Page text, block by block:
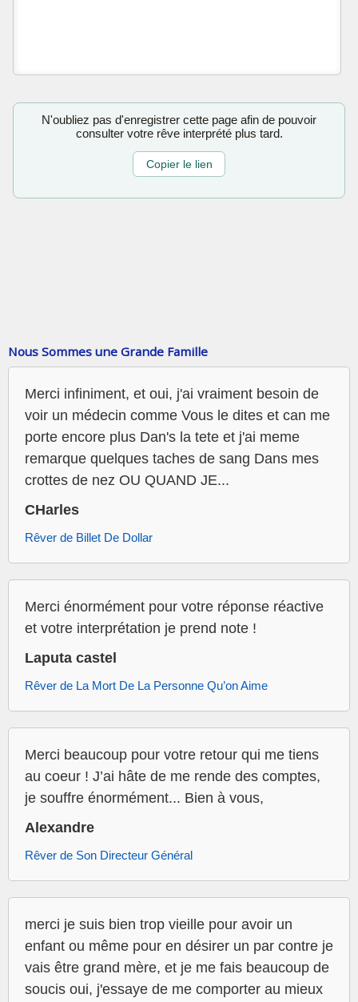
N'oubliez pas d'enregistrer cette page afin de pouvoir
consulter votre rêve interprété plus tard.
Copier le lien
Nous Sommes une Grande Famille
Merci infiniment, et oui, j'ai vraiment besoin de
voir un médecin comme Vous le dites et can me
porte encore plus Dan's la tete et j'ai meme
remarque quelques taches de sang Dans mes
crottes de nez OU QUAND JE...
CHarles
Rêver de Billet De Dollar
Merci énormément pour votre réponse réactive
et votre interprétation je prend note !
Laputa castel
Rêver de La Mort De La Personne Qu’on Aime
Merci beaucoup pour votre retour qui me tiens
au coeur ! J’ai hâte de me rende des comptes,
je souffre énormément... Bien à vous,
Alexandre
Rêver de Son Directeur Général
merci je suis bien trop vieille pour avoir un
enfant ou même pour en désirer un par contre je
vais être grand mère, et je me fais beaucoup de
soucis oui, j'essaye de me comporter au mieux